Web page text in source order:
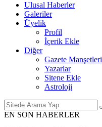
Ulusal Haberler
Galeriler
Üyelik
Profil
İçerik Ekle
Diğer
Gazete Manşetleri
Yazarlar
Sitene Ekle
Astroloji
EN SON HABERLER